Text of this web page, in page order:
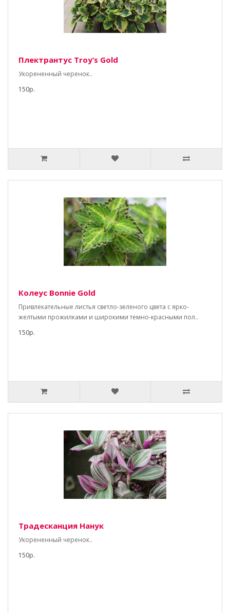
Плектрантус Тroy’s Gold
Укорененный черенок..
150р.
Колеус Bonnie Gold
Привлекательные листья светло-зеленого цвета с ярко-
желтыми прожилками и широкими темно-красными пол..
150р.
Традесканция Нанук
Укорененный черенок..
150р.